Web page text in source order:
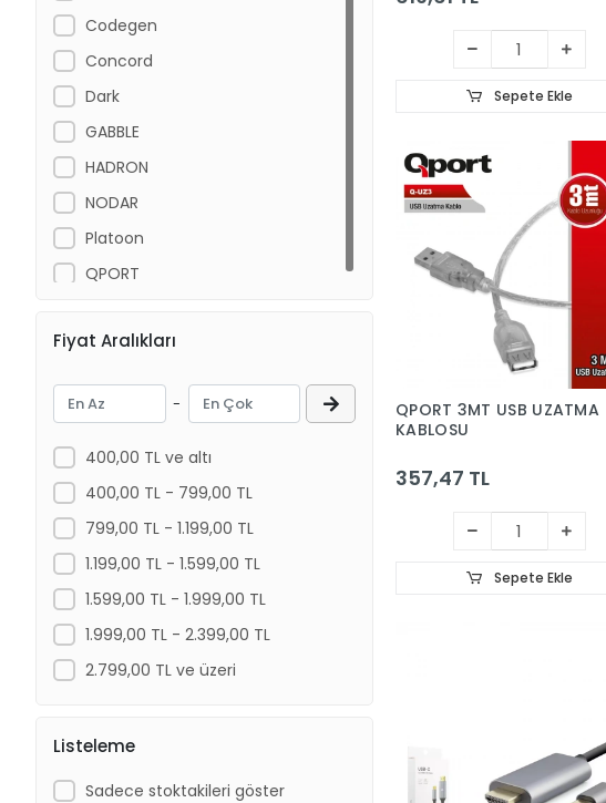
Tablet Kılıf
Codegen
Concord
Dark
GABBLE
HADRON
NODAR
Platoon
QPORT
Fiyat Aralıkları
-
400,00 TL ve altı
400,00 TL - 799,00 TL
799,00 TL - 1.199,00 TL
1.199,00 TL - 1.599,00 TL
1.599,00 TL - 1.999,00 TL
1.999,00 TL - 2.399,00 TL
2.799,00 TL ve üzeri
Listeleme
Sadece stoktakileri göster
Sepete Ekle
QPORT 3MT USB UZATMA
KABLOSU
357,47 TL
Sepete Ekle